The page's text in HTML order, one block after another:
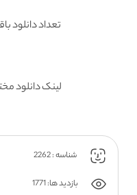
تعداد دانلود
لینک دانلود
شناسه : 2262
بازدید ها: 1771